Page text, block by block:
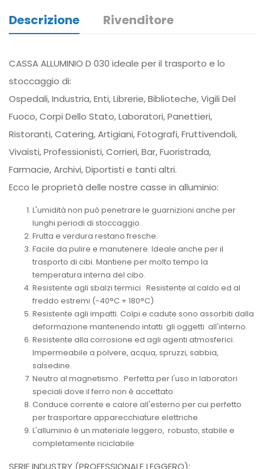
Descrizione Rivenditore
CASSA ALLUMINIO D 030 ideale per il trasporto e lo
stoccaggio di:
Ospedali, Industria, Enti, Librerie, Biblioteche, Vigili Del
Fuoco, Corpi Dello Stato, Laboratori, Panettieri,
Ristoranti, Catering, Artigiani, Fotografi, Fruttivendoli,
Vivaisti, Professionisti, Corrieri, Bar, Fuoristrada,
Farmacie, Archivi, Diportisti e tanti altri.
Ecco le proprietà delle nostre casse in alluminio:
L'umidità non può penetrare le guarnizioni anche per
lunghi periodi di stoccaggio.
Frutta e verdura restano fresche.
Facile da pulire e manutenere. Ideale anche per il
trasporto di cibi. Mantiene per molto tempo la
temperatura interna del cibo.
Resistente agli sbalzi termici. Resistente al caldo ed al
freddo estremi (-40°C + 180°C)
Resistente agli impatti. Colpi e cadute sono assorbiti dalla
deformazione mantenendo intatti gli oggetti all'interno.
Resistente alla corrosione ed agli agenti atmosferici.
Impermeabile a polvere, acqua, spruzzi, sabbia,
salsedine.
Neutro al magnetismo. Perfetta per l'uso in laboratori
speciali dove il ferro non è accettato
Conduce corrente e calore all'esterno per cui perfetto
per trasportare apparecchiature elettriche
L'alluminio è un materiale leggero, robusto, stabile e
completamente riciclabile
SERIE INDUSTRY (PROFESSIONALE LEGGERO):